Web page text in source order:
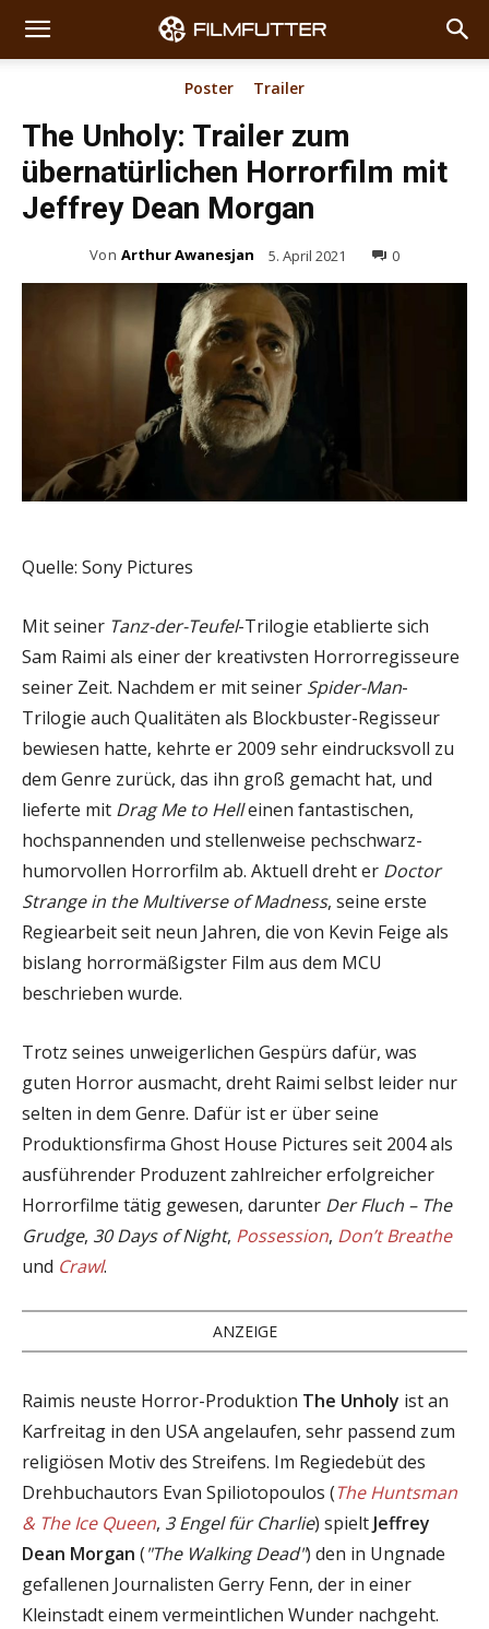
Poster Trailer
The Unholy: Trailer zum
übernatürlichen Horrorfilm mit
Jeffrey Dean Morgan
Von Arthur Awanesjan 5. April 2021 0
Quelle: Sony Pictures
Mit seiner Tanz-der-Teufel-Trilogie etablierte sich
Sam Raimi als einer der kreativsten Horrorregisseure
seiner Zeit. Nachdem er mit seiner Spider-Man-
Trilogie auch Qualitäten als Blockbuster-Regisseur
bewiesen hatte, kehrte er 2009 sehr eindrucksvoll zu
dem Genre zurück, das ihn groß gemacht hat, und
lieferte mit Drag Me to Helleinen fantastischen,
hochspannenden und stellenweise pechschwarz-
humorvollen Horrorfilm ab. Aktuell dreht er Doctor
Strange in the Multiverse of Madness, seine erste
Regiearbeit seit neun Jahren, die von Kevin Feige als
bislang horrormäßigster Film aus dem MCU
beschrieben wurde.
Trotz seines unweigerlichen Gespürs dafür, was
guten Horror ausmacht, dreht Raimi selbst leider nur
selten in dem Genre. Dafür ist er über seine
Produktionsfirma Ghost House Pictures seit 2004 als
ausführender Produzent zahlreicher erfolgreicher
Horrorfilme tätig gewesen, darunter Der Fluch – The
Grudge, 30 Days of Night, Possession, Don’t Breathe
und Crawl.
ANZEIGE
Raimis neuste Horror-Produktion The Unholy ist an
Karfreitag in den USA angelaufen, sehr passend zum
religiösen Motiv des Streifens. Im Regiedebüt des
Drehbuchautors Evan Spiliotopoulos (The Huntsman
& The Ice Queen, 3 Engel für Charlie) spielt Jeffrey
Dean Morgan ("The Walking Dead") den in Ungnade
gefallenen Journalisten Gerry Fenn, der in einer
Kleinstadt einem vermeintlichen Wunder nachgeht.